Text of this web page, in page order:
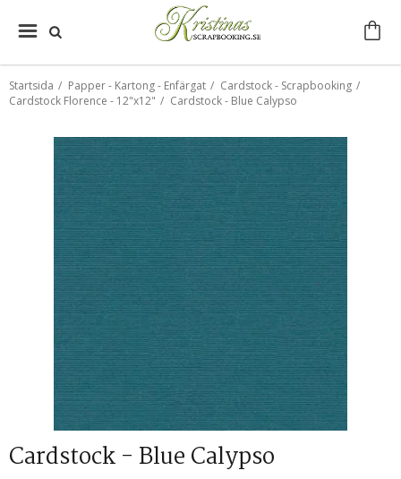
Startsida / Papper - Kartong - Enfärgat / Cardstock - Scrapbooking /
Cardstock Florence - 12"x12" / Cardstock - Blue Calypso
Cardstock - Blue Calypso